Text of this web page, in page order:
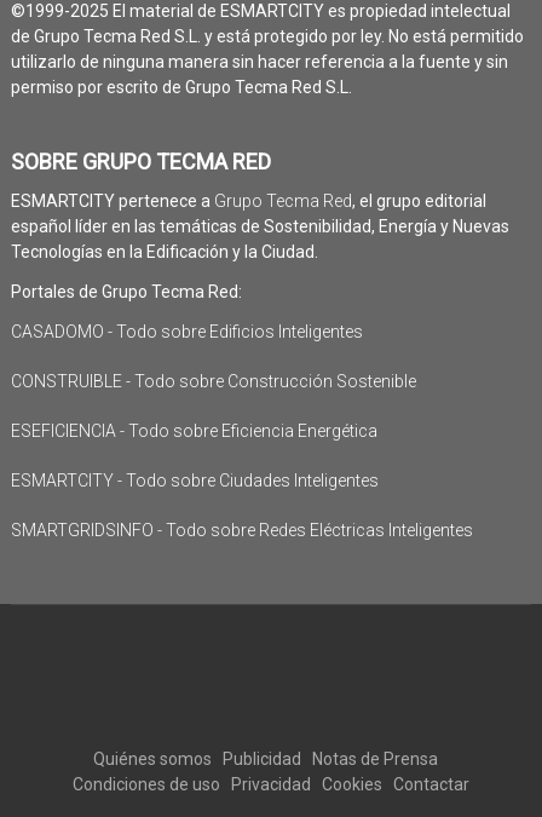
©1999-2025 El material de ESMARTCITY es propiedad intelectual
de Grupo Tecma Red S.L. y está protegido por ley. No está permitido
utilizarlo de ninguna manera sin hacer referencia a la fuente y sin
permiso por escrito de Grupo Tecma Red S.L.
SOBRE GRUPO TECMA RED
ESMARTCITY pertenece a Grupo Tecma Red, el grupo editorial
español líder en las temáticas de Sostenibilidad, Energía y Nuevas
Tecnologías en la Edificación y la Ciudad.
Portales de Grupo Tecma Red:
CASADOMO - Todo sobre Edificios Inteligentes
CONSTRUIBLE - Todo sobre Construcción Sostenible
ESEFICIENCIA - Todo sobre Eficiencia Energética
ESMARTCITY - Todo sobre Ciudades Inteligentes
SMARTGRIDSINFO - Todo sobre Redes Eléctricas Inteligentes
Quiénes somos Publicidad
Notas de Prensa
Condiciones de uso
Privacidad Cookies Contactar